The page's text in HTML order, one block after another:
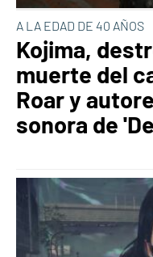
A LA EDAD DE 40 AÑOS
Kojima,
muerte del
Roar y
sonora de